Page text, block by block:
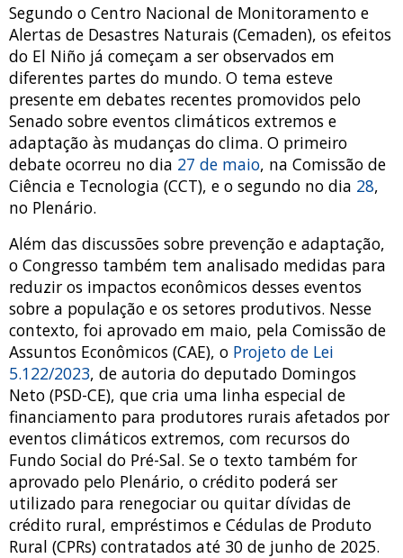
Segundo o Centro Nacional de Monitoramento e
Alertas de Desastres Naturais (Cemaden), os efeitos
do El Niño já começam a ser observados em
diferentes partes do mundo. O tema esteve
presente em debates recentes promovidos pelo
Senado sobre eventos climáticos extremos e
adaptação às mudanças do clima. O primeiro
debate ocorreu no dia 27 de maio, na Comissão de
Ciência e Tecnologia (CCT), e o segundo no dia 28,
no Plenário.
Além das discussões sobre prevenção e adaptação,
o Congresso também tem analisado medidas para
reduzir os impactos econômicos desses eventos
sobre a população e os setores produtivos. Nesse
contexto, foi aprovado em maio, pela Comissão de
Assuntos Econômicos (CAE), o Projeto de Lei
5.122/2023, de autoria do deputado Domingos
Neto (PSD-CE), que cria uma linha especial de
financiamento para produtores rurais afetados por
eventos climáticos extremos, com recursos do
Fundo Social do Pré-Sal. Se o texto também for
aprovado pelo Plenário, o crédito poderá ser
utilizado para renegociar ou quitar dívidas de
crédito rural, empréstimos e Cédulas de Produto
Rural (CPRs) contratados até 30 de junho de 2025.